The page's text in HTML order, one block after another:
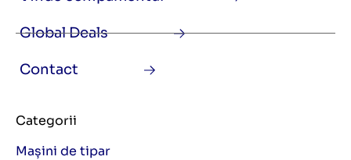
Global Deals
Contact
Categorii
Mașini de tipar